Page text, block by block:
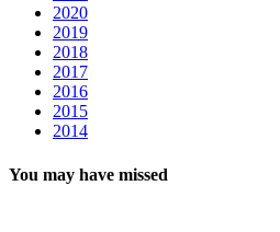
2020
2019
2018
2017
2016
2015
2014
You may have missed